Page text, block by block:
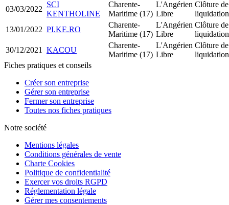
03/03/2022
SCI
KENTHOLINE
Charente-
Maritime (17)
L'Angérien
Libre
Clôture de
liquidation
13/01/2022 PI.KE.RO
Charente-
Maritime (17)
L'Angérien
Libre
Clôture de
liquidation
30/12/2021
KACOU
Charente-
Maritime (17)
L'Angérien
Libre
Clôture de
liquidation
Fiches pratiques et conseils
Créer son entreprise
Gérer son entreprise
Fermer son entreprise
Toutes nos fiches pratiques
Notre société
Mentions légales
Conditions générales de vente
Charte Cookies
Politique de confidentialité
Exercer vos droits RGPD
Réglementation légale
Gérer mes consentements